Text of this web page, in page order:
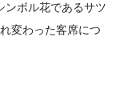
ンボル花であるサツ
変わった客席につ